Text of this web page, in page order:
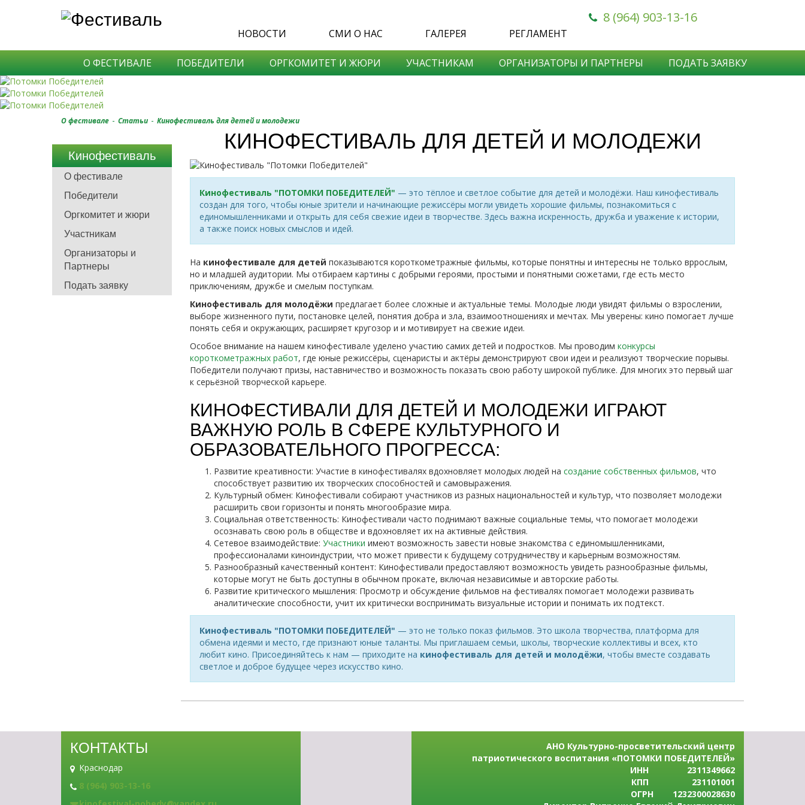
НОВОСТИ СМИ О НАС ГАЛЕРЕЯ РЕГЛАМЕНТ
8 (964) 903-13-16
О ФЕСТИВАЛЕ ПОБЕДИТЕЛИ ОРГКОМИТЕТ И ЖЮРИ УЧАСТНИКАМ ОРГАНИЗАТОРЫ И ПАРТНЕРЫ ПОДАТЬ ЗАЯВКУ
О фестивале - Статьи - Кинофестиваль для детей и молодежи
Кинофестиваль
О фестивале
Победители
Оргкомитет и жюри
Участникам
Организаторы и
Партнеры
Подать заявку
КИНОФЕСТИВАЛЬ ДЛЯ ДЕТЕЙ И МОЛОДЕЖИ
Кинофестиваль "ПОТОМКИ ПОБЕДИТЕЛЕЙ" — это тёплое и светлое событие для детей и молодёжи. Наш кинофестиваль
создан для того, чтобы юные зрители и начинающие режиссёры могли увидеть хорошие фильмы, познакомиться с
единомышленниками и открыть для себя свежие идеи в творчестве. Здесь важна искренность, дружба и уважение к истории,
а также поиск новых смыслов и идей.
На кинофестивале для детей показываются короткометражные фильмы, которые понятны и интересны не только вpрослым,
но и младшей аудитории. Мы отбираем картины с добрыми героями, простыми и понятными сюжетами, где есть место
приключениям, дружбе и смелым поступкам.
Кинофестиваль для молодёжи предлагает более сложные и актуальные темы. Молодые люди увидят фильмы о взрослении,
выборe жизненного пути, постановке целей, понятия добра и зла, взаимоотношениях и мечтах. Мы уверены: кино помогает лучше
понять себя и окружающих, расширяет кругозор и и мотивирует на свежие идеи.
Особое внимание на нашем кинофестивале уделено участию самих детей и подростков. Мы проводим конкурсы
короткометражных работ, где юные режиссёры, сценаристы и актёры демонстрируют свои идеи и реализуют творческие порывы.
Победители получают призы, наставничество и возможность показать свою работу широкой публике. Для многих это первый шаг
к серьёзной творческой карьере.
КИНОФЕСТИВАЛИ ДЛЯ ДЕТЕЙ И МОЛОДЕЖИ ИГРАЮТ
ВАЖНУЮ РОЛЬ В СФЕРЕ КУЛЬТУРНОГО И
ОБРАЗОВАТЕЛЬНОГО ПРОГРЕССА:
Развитие креативности: Участие в кинофестивалях вдохновляет молодых людей на создание собственных фильмов, что
способствует развитию их творческих способностей и самовыражения.
Культурный обмен: Кинофестивали собирают участников из разных национальностей и культур, что позволяет молодежи
расширить свои горизонты и понять многообразие мира.
Социальная ответственность: Кинофестивали часто поднимают важные социальные темы, что помогает молодежи
осознавать свою роль в обществе и вдохновляет их на активные действия.
Сетевое взаимодействие: Участники имеют возможность завести новые знакомства с единомышленниками,
профессионалами киноиндустрии, что может привести к будущему сотрудничеству и карьерным возможностям.
Разнообразный качественный контент: Кинофестивали предоставляют возможность увидеть разнообразные фильмы,
которые могут не быть доступны в обычном прокате, включая независимые и авторские работы.
Развитие критического мышления: Просмотр и обсуждение фильмов на фестивалях помогает молодежи развивать
аналитические способности, учит их критически воспринимать визуальные истории и понимать их подтекст.
Кинофестиваль "ПОТОМКИ ПОБЕДИТЕЛЕЙ" — это не только показ фильмов. Это школа творчества, платформа для
обмена идеями и место, где признают юные таланты. Мы приглашаем семьи, школы, творческие коллективы и всех, кто
любит кино. Присоединяйтесь к нам — приходите на кинофестиваль для детей и молодёжи, чтобы вместе создавать
светлое и доброе будущее через искусство кино.
КОНТАКТЫ
Краснодар
8 (964) 903-13-16
АНО Культурно-просветительский центр
патриотического воспитания «ПОТОМКИ ПОБЕДИТЕЛЕЙ»
ИНН 2311349662
КПП 231101001
ОГРН 1232300028630